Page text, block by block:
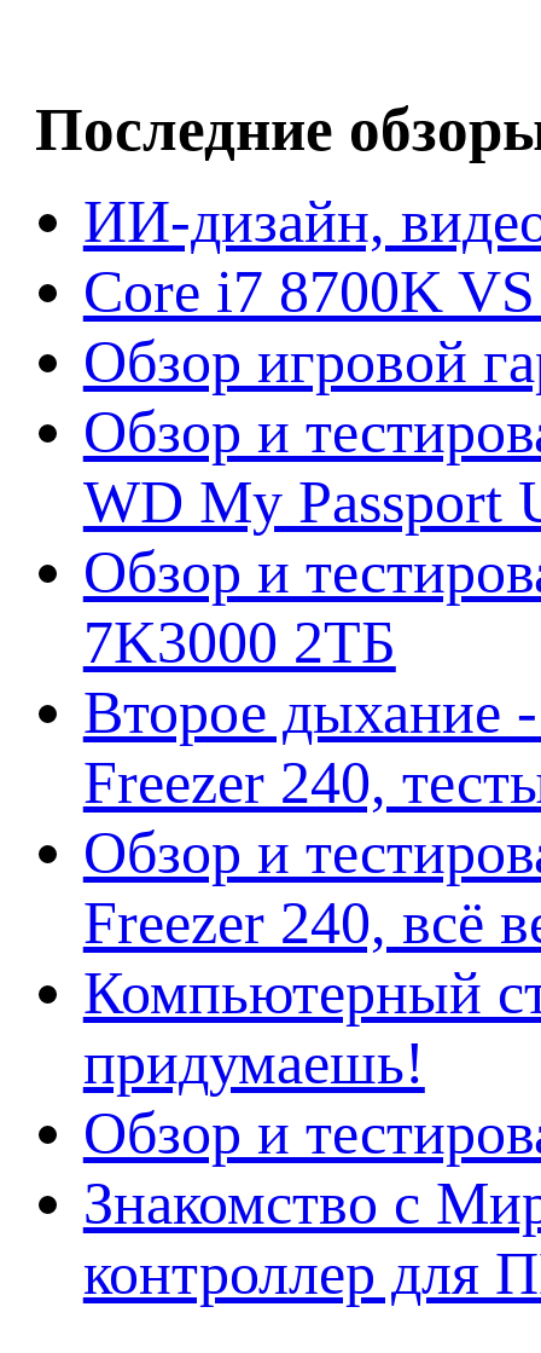
Последние
ИИ-дизайн,
Core i7 8700K
Обзор игровой
Обзор и
WD My Passport
Обзор и
7K3000 2ТБ
Второе дыхание
Freezer 240,
Обзор и
Freezer 240, всё
Компьютерный
придумаешь!
Обзор и
Знакомство с
контроллер для